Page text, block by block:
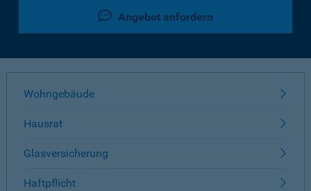
Angebot anfordern
Wohngebäude
Hausrat
Glasversicherung
Haftpflicht